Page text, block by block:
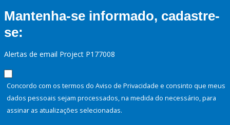
Mantenha-se informado, cadastre-
se:
Alertas de email Project P177008
Concordo com os termos do Aviso de Privacidade e consinto que meus
dados pessoais sejam processados, na medida do necessário, para
assinar as atualizações selecionadas.